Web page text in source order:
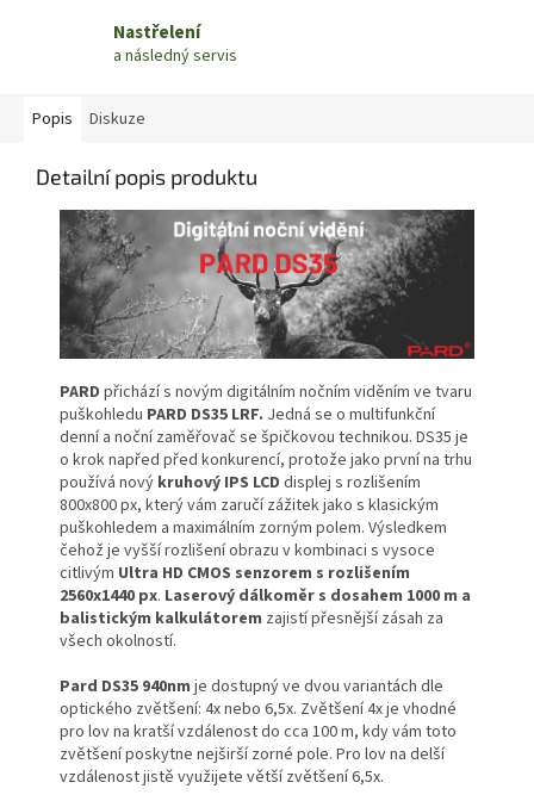
Nastřelení
a následný servis
Popis Diskuze
Detailní popis produktu
PARD přichází s novým digitálním nočním viděním ve tvaru
puškohledu PARD DS35 LRF. Jedná se o multifunkční
denní a noční zaměřovač se špičkovou technikou. DS35 je
o krok napřed před konkurencí, protože jako první na trhu
používá nový kruhový IPS LCD displej s rozlišením
800x800 px, který vám zaručí zážitek jako s klasickým
puškohledem a maximálním zorným polem. Výsledkem
čehož je vyšší rozlišení obrazu v kombinaci s vysoce
citlivým Ultra HD CMOS senzorem s rozlišením
2560x1440 px. Laserový dálkoměr s dosahem 1000 m a
balistickým kalkulátorem zajistí přesnější zásah za
všech okolností.
Pard DS35 940nm je dostupný ve dvou variantách dle
optického zvětšení: 4x nebo 6,5x. Zvětšení 4x je vhodné
pro lov na kratší vzdálenost do cca 100 m, kdy vám toto
zvětšení poskytne nejširší zorné pole. Pro lov na delší
vzdálenost jistě využijete větší zvětšení 6,5x.